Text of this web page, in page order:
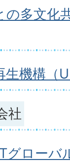
の多文化
機構（
社
グローバ